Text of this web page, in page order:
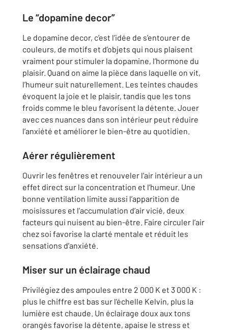
Le “dopamine decor”
Le dopamine decor, c’est l’idée de s’entourer de
couleurs, de motifs et d’objets qui nous plaisent
vraiment pour stimuler la dopamine, l’hormone du
plaisir. Quand on aime la pièce dans laquelle on vit,
l’humeur suit naturellement. Les teintes chaudes
évoquent la joie et le plaisir, tandis que les tons
froids comme le bleu favorisent la détente. Jouer
avec ces nuances dans son intérieur peut réduire
l’anxiété et améliorer le bien-être au quotidien.
Aérer régulièrement
Ouvrir les fenêtres et renouveler l’air intérieur a un
effet direct sur la concentration et l’humeur. Une
bonne ventilation limite aussi l’apparition de
moisissures et l’accumulation d’air vicié, deux
facteurs qui nuisent au bien-être. Faire circuler l’air
chez soi favorise la clarté mentale et réduit les
sensations d’anxiété.
Miser sur un éclairage chaud
Privilégiez des ampoules entre 2 000 K et 3 000 K :
plus le chiffre est bas sur l’échelle Kelvin, plus la
lumière est chaude. Un éclairage doux aux tons
orangés favorise la détente, apaise le stress et